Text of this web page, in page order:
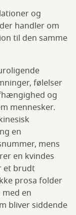
og
handler om
til den samme
følelser
og
mennesker.
en
mens
en kvindes
et brudt
prosa folder
en
bliver siddende